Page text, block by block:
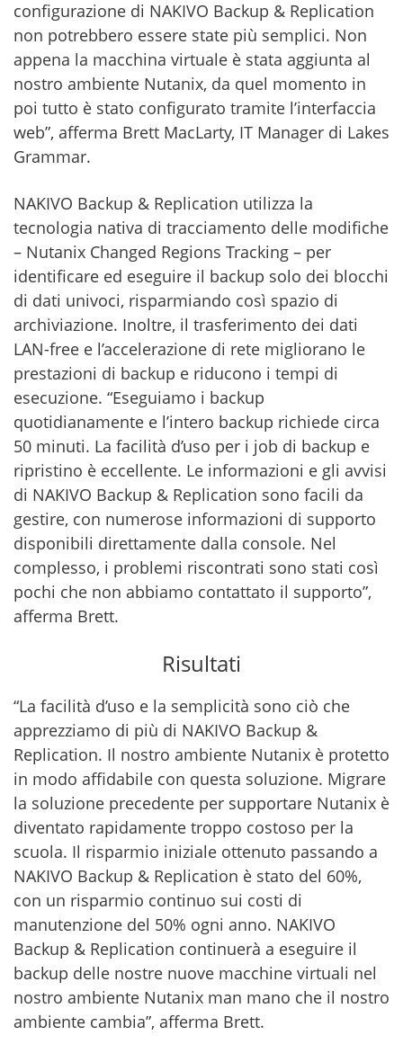
configurazione di NAKIVO Backup & Replication
non potrebbero essere state più semplici. Non
appena la macchina virtuale è stata aggiunta al
nostro ambiente Nutanix, da quel momento in
poi tutto è stato configurato tramite l’interfaccia
web”, afferma Brett MacLarty, IT Manager di Lakes
Grammar.
NAKIVO Backup & Replication utilizza la
tecnologia nativa di tracciamento delle modifiche
– Nutanix Changed Regions Tracking – per
identificare ed eseguire il backup solo dei blocchi
di dati univoci, risparmiando così spazio di
archiviazione. Inoltre, il trasferimento dei dati
LAN-free e l’accelerazione di rete migliorano le
prestazioni di backup e riducono i tempi di
esecuzione. “Eseguiamo i backup
quotidianamente e l’intero backup richiede circa
50 minuti. La facilità d’uso per i job di backup e
ripristino è eccellente. Le informazioni e gli avvisi
di NAKIVO Backup & Replication sono facili da
gestire, con numerose informazioni di supporto
disponibili direttamente dalla console. Nel
complesso, i problemi riscontrati sono stati così
pochi che non abbiamo contattato il supporto”,
afferma Brett.
Risultati
“La facilità d’uso e la semplicità sono ciò che
apprezziamo di più di NAKIVO Backup &
Replication. Il nostro ambiente Nutanix è protetto
in modo affidabile con questa soluzione. Migrare
la soluzione precedente per supportare Nutanix è
diventato rapidamente troppo costoso per la
scuola. Il risparmio iniziale ottenuto passando a
NAKIVO Backup & Replication è stato del 60%,
con un risparmio continuo sui costi di
manutenzione del 50% ogni anno. NAKIVO
Backup & Replication continuerà a eseguire il
backup delle nostre nuove macchine virtuali nel
nostro ambiente Nutanix man mano che il nostro
ambiente cambia”, afferma Brett.